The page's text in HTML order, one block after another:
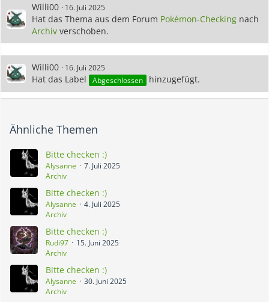
Willi00 16. Juli 2025
Hat das Thema aus dem Forum Pokémon-Checking nach
Archiv verschoben.
Willi00 16. Juli 2025
Hat das Label Abgeschlossen hinzugefügt.
Ähnliche Themen
Bitte checken :)
Alysanne
7. Juli 2025
Archiv
Bitte checken :)
Alysanne
4. Juli 2025
Archiv
Bitte checken :)
Rudi97
15. Juni 2025
Archiv
Bitte checken :)
Alysanne
30. Juni 2025
Archiv